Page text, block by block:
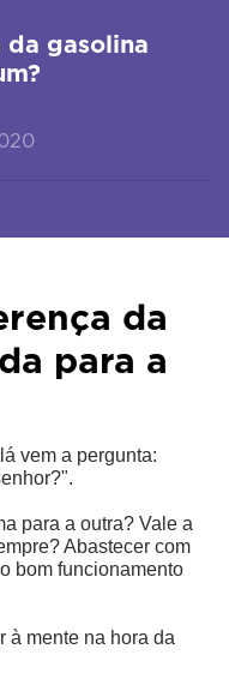
da gasolina
da
para a
vem a pergunta:
para a outra? Vale a
Abastecer com
bom funcionamento
à mente na hora da